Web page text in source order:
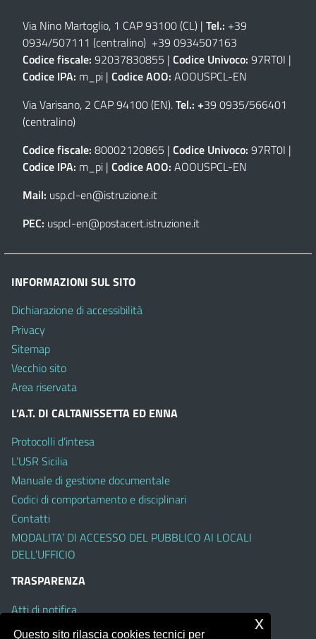
Via Nino Martoglio, 1 CAP 93100 (CL) | Tel.: +39
0934/507111 (centralino) +39 0934507163
Codice fiscale: 92037830855 | Codice Univoco: 97RT0I |
Codice IPA: m_pi | Codice AOO: AOOUSPCL-EN
Via Varisano, 2 CAP 94100 (EN).Tel.: +39 0935/566401
(centralino)
Codice fiscale: 80002120865 | Codice Univoco: 97RT0I |
Codice IPA: m_pi | Codice AOO: AOOUSPCL-EN
Mail: usp.cl-en@istruzione.it
PEC: uspcl-en@postacert.istruzione.it
INFORMAZIONI SUL SITO
Dichiarazione di accessibilità
Privacy
Sitemap
Vecchio sito
Area riservata
L’A.T. DI CALTANISSETTA ED ENNA
Protocolli d’intesa
L’USR Sicilia
Manuale di gestione documentale
Codici di comportamento e disciplinari
Contatti
MODALITA’ DI ACCESSO DEL PUBBLICO AI LOCALI
DELL’UFFICIO
TRASPARENZA
Atti di notifica
Albo on line
Questo sito rilascia cookies tecnici per
x